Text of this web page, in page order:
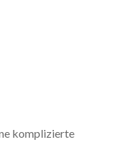
komplizierte